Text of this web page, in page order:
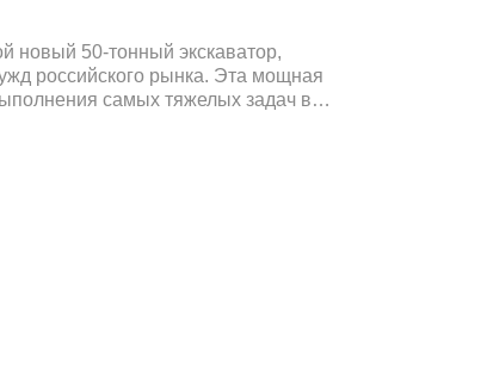
новый 50-тонный экскаватор,
российского рынка. Эта мощная
самых тяжелых задач в